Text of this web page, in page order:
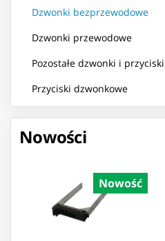
Dzwonki bezprzewodowe
Dzwonki przewodowe
Pozostałe dzwonki i przyciski
Przyciski dzwonkowe
Nowości
Nowość